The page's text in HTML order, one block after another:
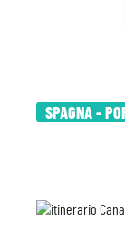
SPAGNA -